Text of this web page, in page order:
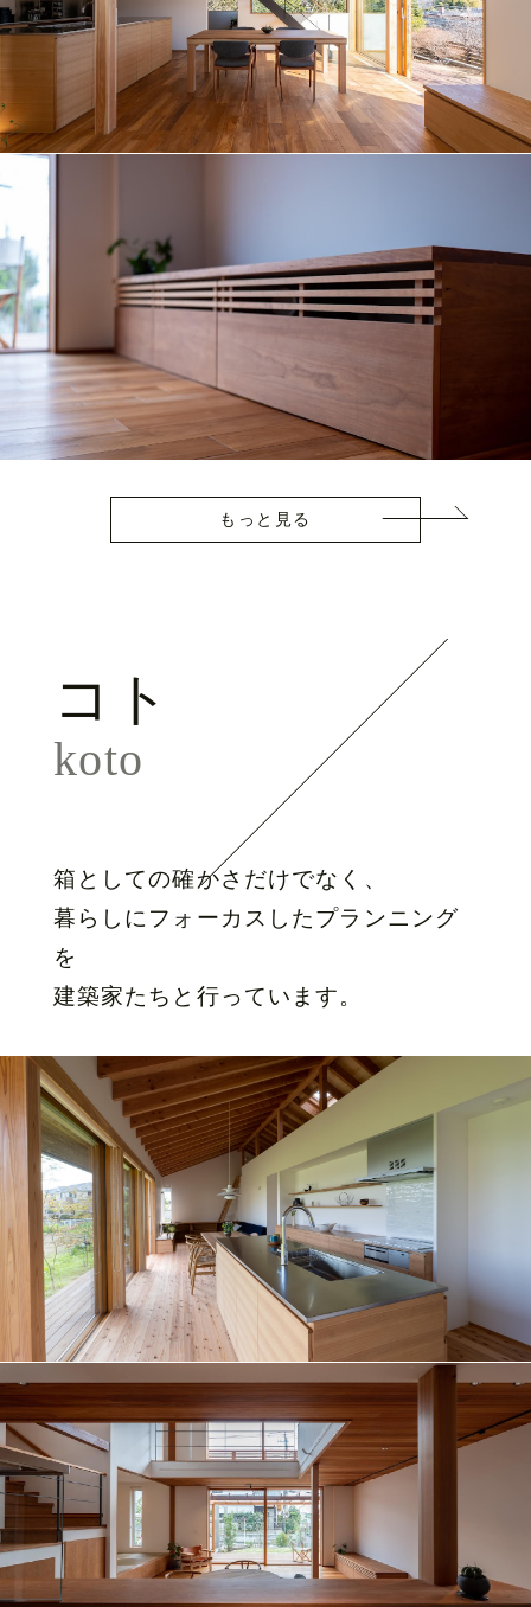
もっと見る
コト
koto
箱としての確かさだけでなく、
暮らしにフォーカスしたプランニング
を
建築家たちと行っています。